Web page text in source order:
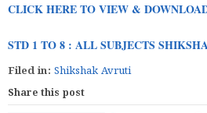
CLICK HERE TO VIEW &
STD 1 TO 8 : ALL SUBJECTS
Filed in: Shikshak Avruti
Share this post